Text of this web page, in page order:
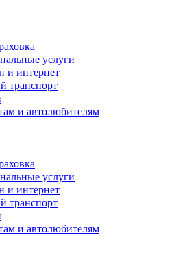
услуги
и интернет
транспорт
и автолюбителям
услуги
и интернет
транспорт
и автолюбителям